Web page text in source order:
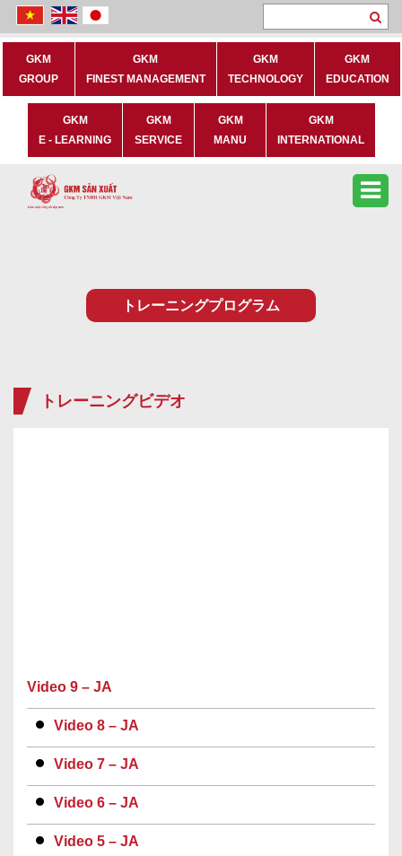
GKM
GROUP
GKM
FINEST MANAGEMENT
GKM
TECHNOLOGY
GKM
EDUCATION
GKM
E - LEARNING
GKM
SERVICE
GKM
MANU
GKM
INTERNATIONAL
トレーニングプログラム
トレーニングビデオ
Video 9 – JA
Video 8 – JA
Video 7 – JA
Video 6 – JA
Video 5 – JA